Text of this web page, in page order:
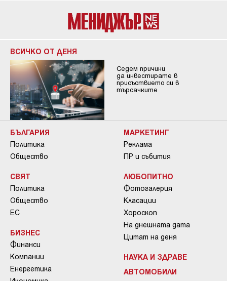
ВСИЧКО ОТ ДЕНЯ
Седем причини
да инвестирате в
присъствието си в
търсачките
БЪЛГАРИЯ
Политика
Общество
СВЯТ
Политика
Общество
ЕС
БИЗНЕС
Финанси
Компании
Енергетика
МАРКЕТИНГ
Реклама
ПР и събития
ЛЮБОПИТНО
Фотогалерия
Класации
Хороскоп
На днешната дата
Цитат на деня
НАУКА И ЗДРАВЕ
АВТОМОБИЛИ